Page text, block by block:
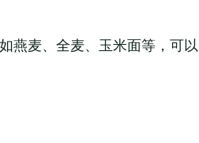
燕麦、全麦、玉米面等，可以